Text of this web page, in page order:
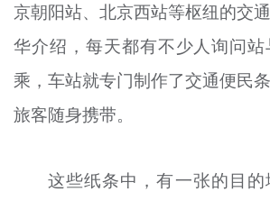
京朝阳站、北京西站等枢纽的交
华介绍，每天都有不少人询问
乘，车站就专门制作了交通便民
旅客随身携带。
这些纸条中，有一张的目